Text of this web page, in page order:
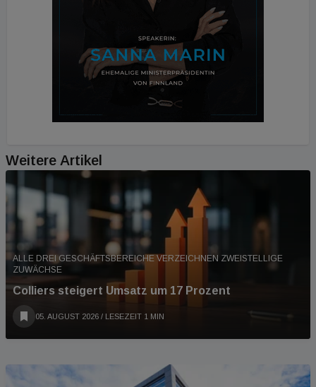
Weitere Artikel
ALLE DREI GESCHÄFTSBEREICHE VERZEICHNEN ZWEISTELLIGE
ZUWÄCHSE
Colliers steigert Umsatz um 17 Prozent
05. AUGUST 2026 / LESEZEIT 1 MIN